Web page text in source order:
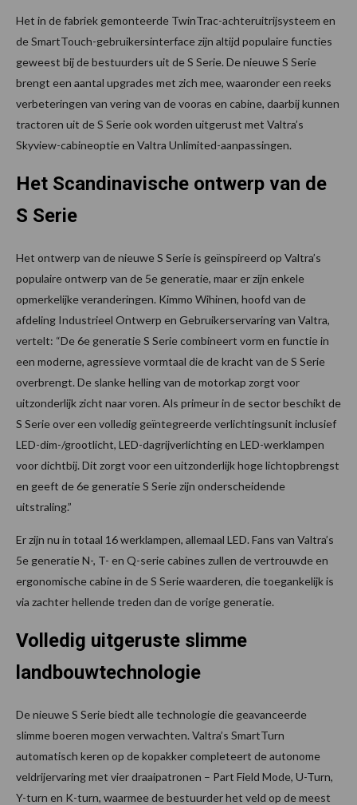
Het in de fabriek gemonteerde TwinTrac-achteruitrijsysteem en
de SmartTouch-gebruikersinterface zijn altijd populaire functies
geweest bij de bestuurders uit de S Serie. De nieuwe S Serie
brengt een aantal upgrades met zich mee, waaronder een reeks
verbeteringen van vering van de vooras en cabine, daarbij kunnen
tractoren uit de S Serie ook worden uitgerust met Valtra’s
Skyview-cabineoptie en Valtra Unlimited-aanpassingen.
Het Scandinavische ontwerp van de
S Serie
Het ontwerp van de nieuwe S Serie is geïnspireerd op Valtra’s
populaire ontwerp van de 5e generatie, maar er zijn enkele
opmerkelijke veranderingen. Kimmo Wihinen, hoofd van de
afdeling Industrieel Ontwerp en Gebruikerservaring van Valtra,
vertelt: “De 6e generatie S Serie combineert vorm en functie in
een moderne, agressieve vormtaal die de kracht van de S Serie
overbrengt. De slanke helling van de motorkap zorgt voor
uitzonderlijk zicht naar voren. Als primeur in de sector beschikt de
S Serie over een volledig geïntegreerde verlichtingsunit inclusief
LED-dim-/grootlicht, LED-dagrijverlichting en LED-werklampen
voor dichtbij. Dit zorgt voor een uitzonderlijk hoge lichtopbrengst
en geeft de 6e generatie S Serie zijn onderscheidende
uitstraling.”
Er zijn nu in totaal 16 werklampen, allemaal LED. Fans van Valtra’s
5e generatie N-, T- en Q-serie cabines zullen de vertrouwde en
ergonomische cabine in de S Serie waarderen, die toegankelijk is
via zachter hellende treden dan de vorige generatie.
Volledig uitgeruste slimme
landbouwtechnologie
De nieuwe S Serie biedt alle technologie die geavanceerde
slimme boeren mogen verwachten. Valtra’s SmartTurn
automatisch keren op de kopakker completeert de autonome
veldrijervaring met vier draaipatronen – Part Field Mode, U-Turn,
Y-turn en K-turn, waarmee de bestuurder het veld op de meest